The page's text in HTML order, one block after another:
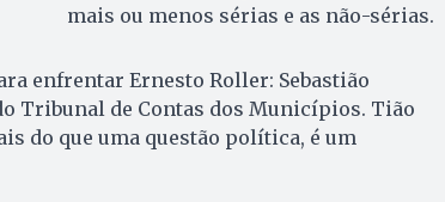
mais ou menos sérias e as não-sérias.
enfrentar Ernesto Roller: Sebastião
Tribunal de Contas dos Municípios. Tião
do que uma questão política, é um